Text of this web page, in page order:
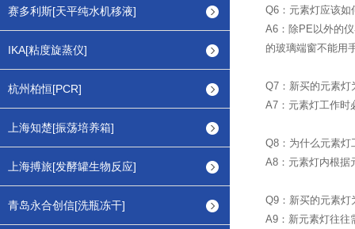
赛多利斯[天平纯水机移液]
IKA[粘度旋蒸仪]
杭州柏恒[PCR]
上海知楚[振荡培养箱]
上海搏旅[发酵罐生物反应]
青岛永合创信[洗瓶冻干]
Q6：元素灯应该如
A6：除PE以外的
的玻璃端窗不能用
Q7：新买的元素灯
A7：元素灯工作时
Q8：为什么元素灯
A8：元素灯内根据
Q9：新买的元素灯
A9：新元素灯往往